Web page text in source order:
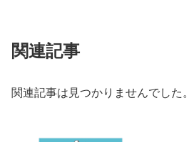
関連記事
関連記事は見つかりませんでした。